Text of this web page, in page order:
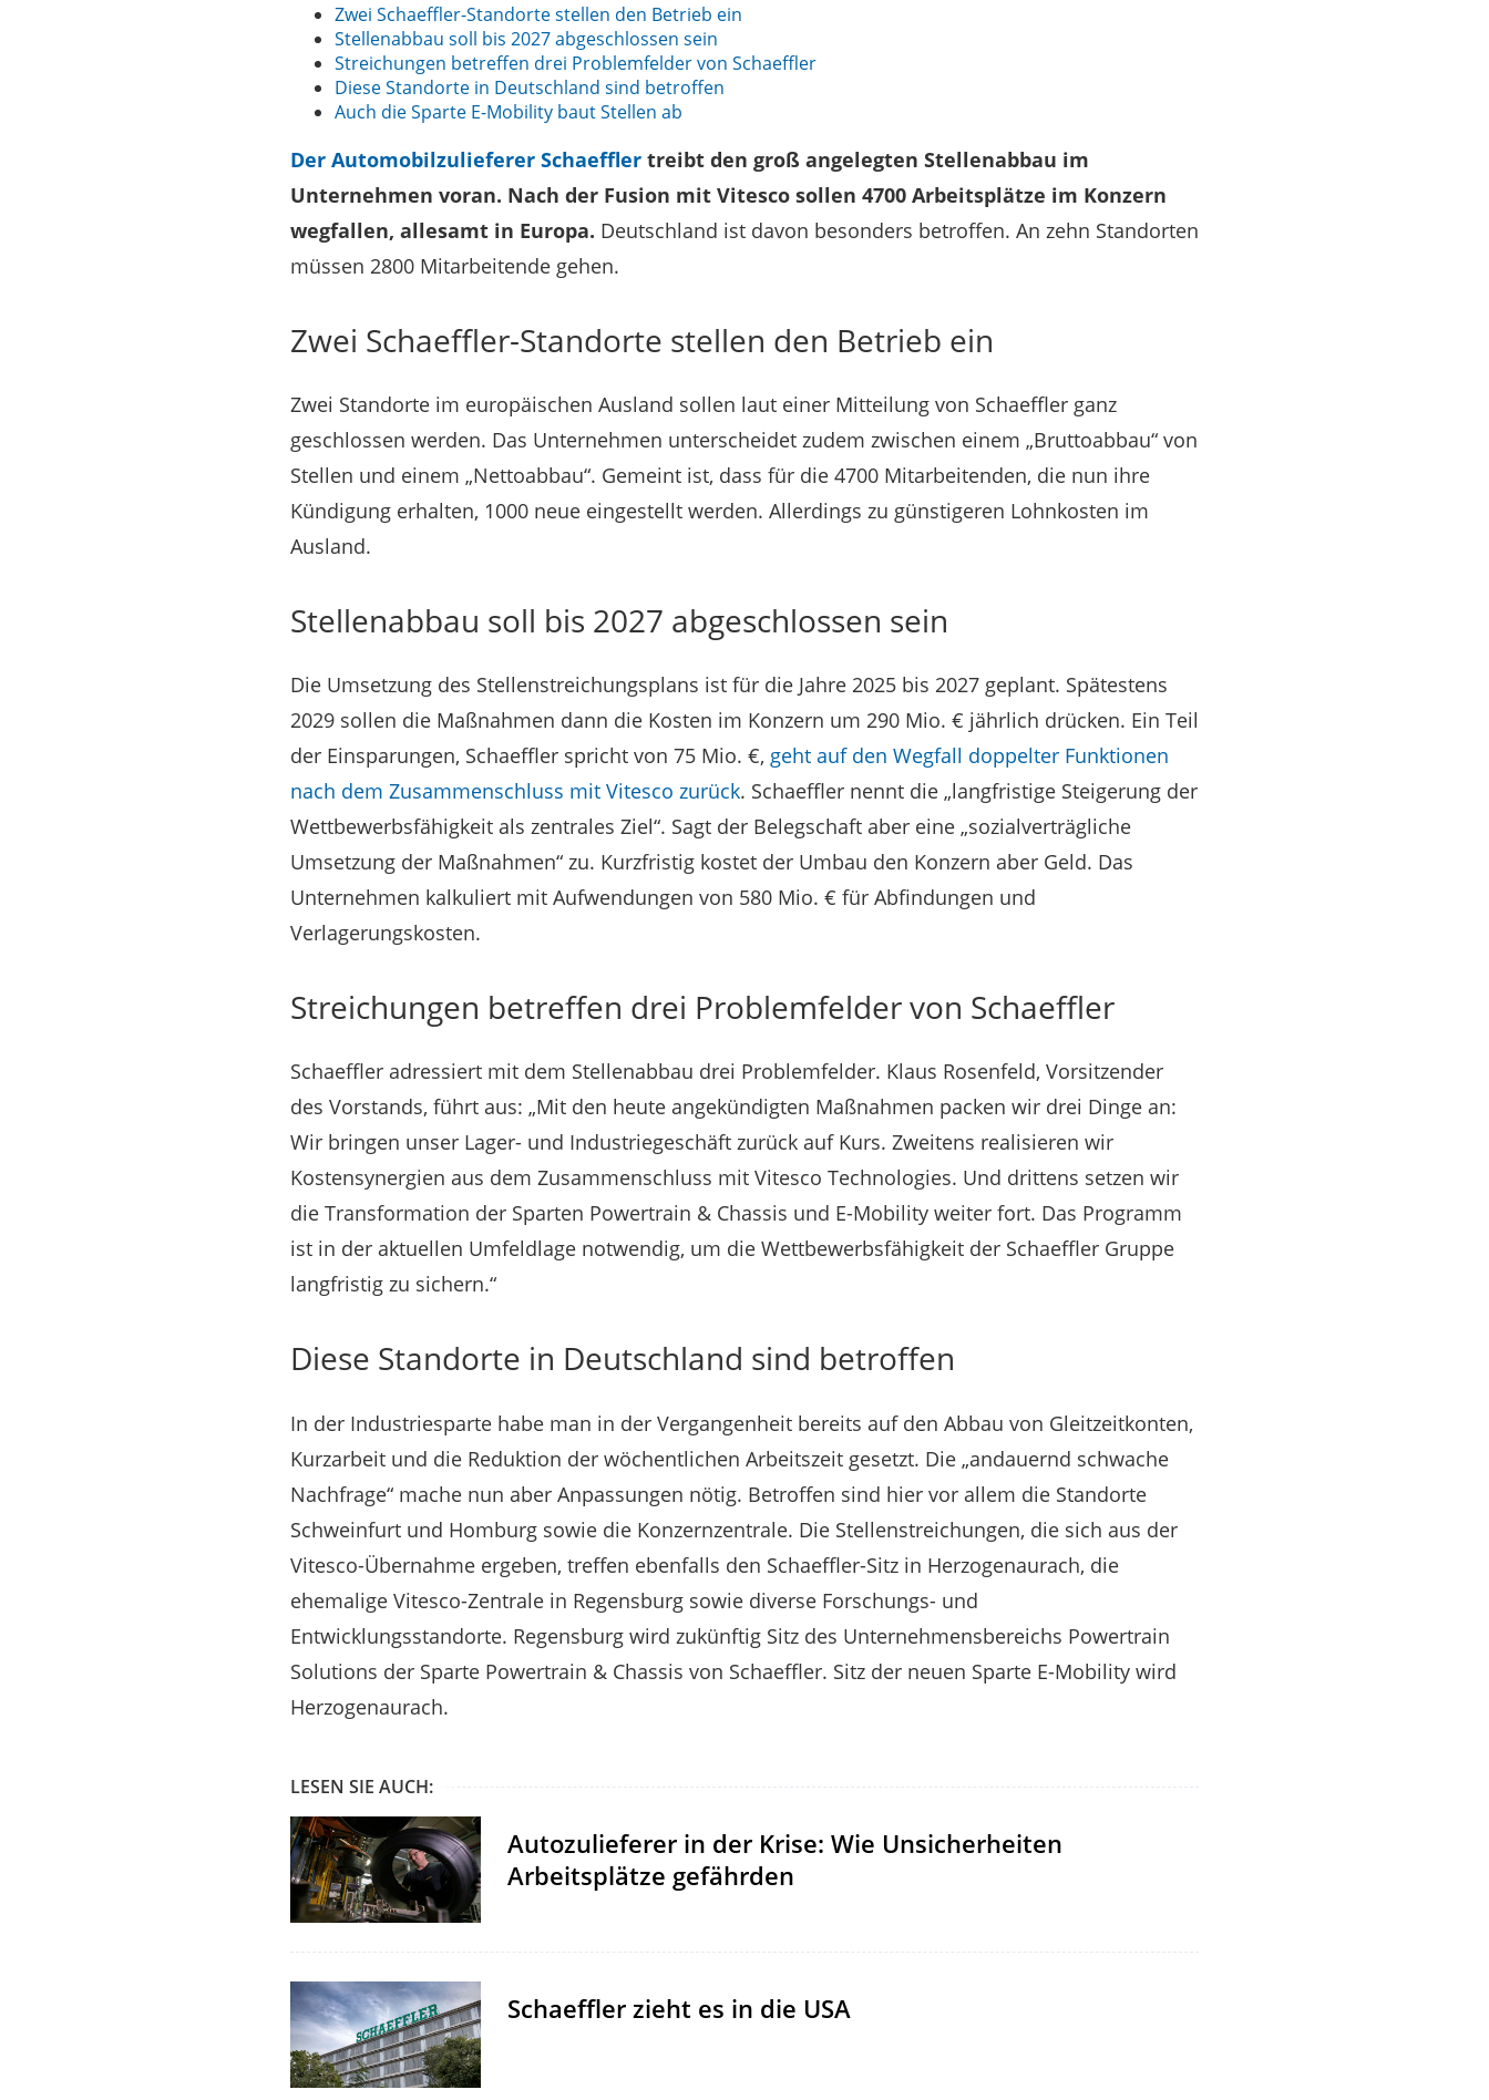
Zwei Schaeffler-Standorte stellen den Betrieb ein
Stellenabbau soll bis 2027 abgeschlossen sein
Streichungen betreffen drei Problemfelder von Schaeffler
Diese Standorte in Deutschland sind betroffen
Auch die Sparte E-Mobility baut Stellen ab
Der Automobilzulieferer Schaeffler treibt den groß angelegten Stellenabbau im
Unternehmen voran. Nach der Fusion mit Vitesco sollen 4700 Arbeitsplätze im Konzern
wegfallen, allesamt in Europa. Deutschland ist davon besonders betroffen. An zehn Standorten
müssen 2800 Mitarbeitende gehen.
Zwei Schaeffler-Standorte stellen den Betrieb ein
Zwei Standorte im europäischen Ausland sollen laut einer Mitteilung von Schaeffler ganz
geschlossen werden. Das Unternehmen unterscheidet zudem zwischen einem „Bruttoabbau“ von
Stellen und einem „Nettoabbau“. Gemeint ist, dass für die 4700 Mitarbeitenden, die nun ihre
Kündigung erhalten, 1000 neue eingestellt werden. Allerdings zu günstigeren Lohnkosten im
Ausland.
Stellenabbau soll bis 2027 abgeschlossen sein
Die Umsetzung des Stellenstreichungsplans ist für die Jahre 2025 bis 2027 geplant. Spätestens
2029 sollen die Maßnahmen dann die Kosten im Konzern um 290 Mio. € jährlich drücken. Ein Teil
der Einsparungen, Schaeffler spricht von 75 Mio. €, geht auf den Wegfall doppelter Funktionen
nach dem Zusammenschluss mit Vitesco zurück. Schaeffler nennt die „langfristige Steigerung der
Wettbewerbsfähigkeit als zentrales Ziel“. Sagt der Belegschaft aber eine „sozialverträgliche
Umsetzung der Maßnahmen“ zu. Kurzfristig kostet der Umbau den Konzern aber Geld. Das
Unternehmen kalkuliert mit Aufwendungen von 580 Mio. € für Abfindungen und
Verlagerungskosten.
Streichungen betreffen drei Problemfelder von Schaeffler
Schaeffler adressiert mit dem Stellenabbau drei Problemfelder. Klaus Rosenfeld, Vorsitzender
des Vorstands, führt aus: „Mit den heute angekündigten Maßnahmen packen wir drei Dinge an:
Wir bringen unser Lager- und Industriegeschäft zurück auf Kurs. Zweitens realisieren wir
Kostensynergien aus dem Zusammenschluss mit Vitesco Technologies. Und drittens setzen wir
die Transformation der Sparten Powertrain & Chassis und E-Mobility weiter fort. Das Programm
ist in der aktuellen Umfeldlage notwendig, um die Wettbewerbsfähigkeit der Schaeffler Gruppe
langfristig zu sichern.“
Diese Standorte in Deutschland sind betroffen
In der Industriesparte habe man in der Vergangenheit bereits auf den Abbau von Gleitzeitkonten,
Kurzarbeit und die Reduktion der wöchentlichen Arbeitszeit gesetzt. Die „andauernd schwache
Nachfrage“ mache nun aber Anpassungen nötig. Betroffen sind hier vor allem die Standorte
Schweinfurt und Homburg sowie die Konzernzentrale. Die Stellenstreichungen, die sich aus der
Vitesco-Übernahme ergeben, treffen ebenfalls den Schaeffler-Sitz in Herzogenaurach, die
ehemalige Vitesco-Zentrale in Regensburg sowie diverse Forschungs- und
Entwicklungsstandorte. Regensburg wird zukünftig Sitz des Unternehmensbereichs Powertrain
Solutions der Sparte Powertrain & Chassis von Schaeffler. Sitz der neuen Sparte E-Mobility wird
Herzogenaurach.
LESEN SIE AUCH:
Autozulieferer in der Krise: Wie Unsicherheiten
Arbeitsplätze gefährden
Schaeffler zieht es in die USA